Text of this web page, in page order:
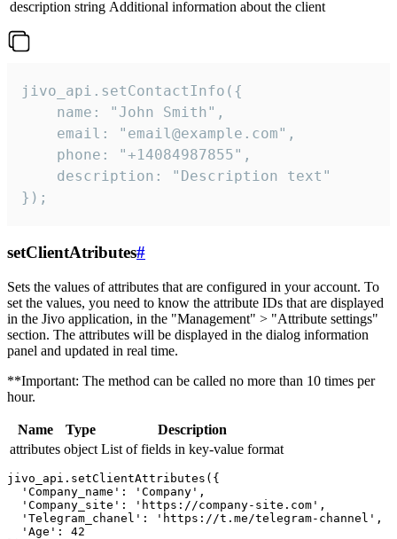
description string Additional information about the client
jivo_api.setContactInfo({
    name: "John Smith",
    email: "email@example.com",
    phone: "+14084987855",
    description: "Description text"
});
setClientAtributes#
Sets the values ​​of attributes that are configured in your account. To
set the values, you need to know the attribute IDs that are displayed
in the Jivo application, in the "Management" > "Attribute settings"
section. The attributes will be displayed in the dialog information
panel and updated in real time.
**Important: The method can be called no more than 10 times per
hour.
Name Type
Description
attributes object List of fields in key-value format
jivo_api.setClientAttributes({
  'Company_name': 'Company',
  'Company_site': 'https://company-site.com',
  'Telegram_chanel': 'https://t.me/telegram-channel',
  'Age': 42